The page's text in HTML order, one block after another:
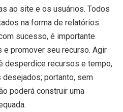
ao site e os usuários. Todos
na forma de relatórios.
sucesso, é importante
promover seu recurso. Agir
desperdice recursos e tempo,
portanto, sem
poderá construir uma